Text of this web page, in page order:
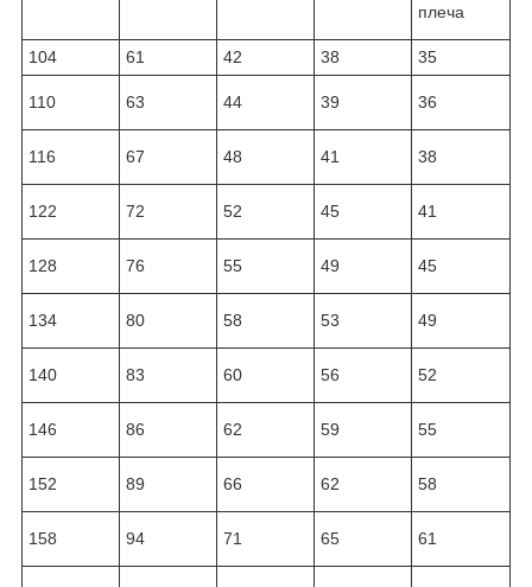
плеча
104 61 42 38 35
110 63 44 39 36
116 67 48 41 38
122 72 52 45 41
128 76 55 49 45
134 80 58 53 49
140 83 60 56 52
146 86 62 59 55
152 89 66 62 58
158 94 71 65 61